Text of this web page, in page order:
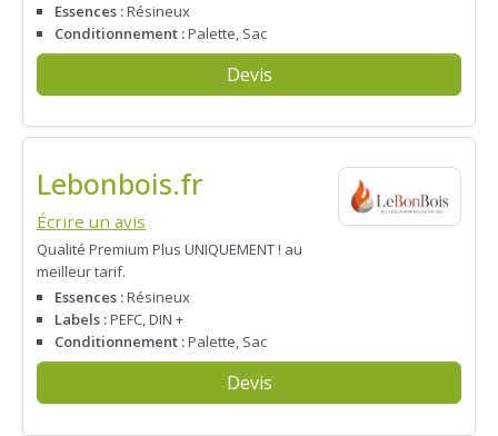
Essences :Résineux
Conditionnement :Palette, Sac
Devis
Lebonbois.fr
Écrire un avis
Qualité Premium Plus UNIQUEMENT ! au
meilleur tarif.
Essences :Résineux
Labels :PEFC, DIN +
Conditionnement :Palette, Sac
Devis